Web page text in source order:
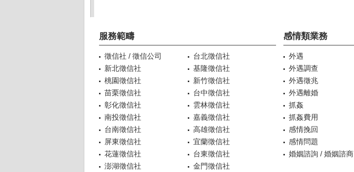
服務範疇
徵信社 / 徵信公司
台北徵信社
新北徵信社
基隆徵信社
桃園徵信社
新竹徵信社
苗栗徵信社
台中徵信社
彰化徵信社
雲林徵信社
南投徵信社
嘉義徵信社
台南徵信社
高雄徵信社
屏東徵信社
宜蘭徵信社
花蓮徵信社
台東徵信社
澎湖徵信社
金門徵信社
感情類業務
外遇
外遇調查
外遇徵兆
外遇離婚
抓姦
抓姦費用
感情挽回
感情問題
婚姻諮詢 / 婚姻諮商